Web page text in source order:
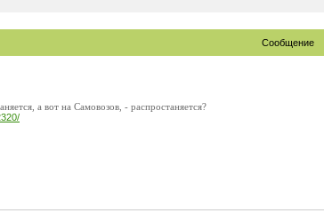
Сообщение
а вот на Самовозов, - распростаняется?